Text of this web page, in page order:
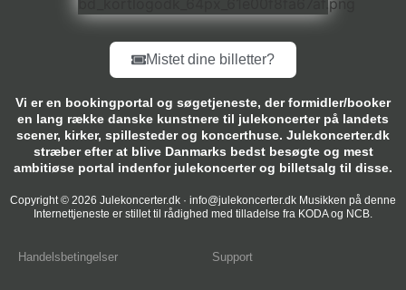
Mistet dine billetter?
Vi er en bookingportal og søgetjeneste, der formidler/booker
en lang række danske kunstnere til julekoncerter på landets
scener, kirker, spillesteder og koncerthuse. Julekoncerter.dk
stræber efter at blive Danmarks bedst besøgte og mest
ambitiøse portal indenfor julekoncerter og billetsalg til disse.
Copyright © 2026 Julekoncerter.dk · info@julekoncerter.dk Musikken på denne
Internettjeneste er stillet til rådighed med tilladelse fra KODA og NCB.
Handelsbetingelser Support